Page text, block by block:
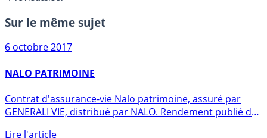
Sur le même sujet
6 octobre 2017
NALO PATRIMOINE